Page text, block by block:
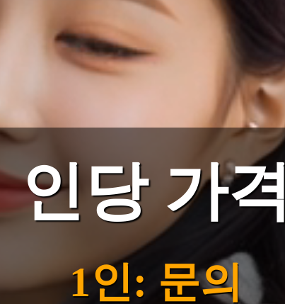
인당 가격
1인: 문의